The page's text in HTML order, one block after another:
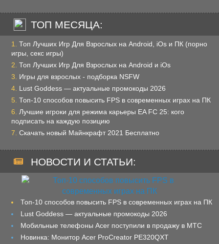
ТОП МЕСЯЦА:
Топ Лучших Игр Для Взрослых на Android, iOs и ПК (порно
игры, секс игры)
Топ Лучших Игр Для Взрослых на Android и iOs
Игры для взрослых - подборка NSFW
Lust Goddess — актуальные промокоды 2026
Топ-10 способов повысить FPS в современных играх на ПК
Лучшие игроки для режима карьеры EA FC 25: кого
подписать на каждую позицию
Скачать новый Майнкрафт 2021 Бесплатно
НОВОСТИ И СТАТЬИ:
Топ-10 способов повысить FPS в современных играх на ПК
Lust Goddess — актуальные промокоды 2026
Мобильные телефоны Acer поступили в продажу в МТС
Новинка: Монитор Acer ProCreator PE320QXT